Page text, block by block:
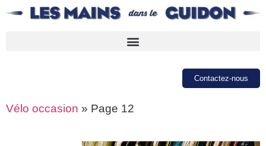
Contactez-nous
Vélo occasion » Page 12